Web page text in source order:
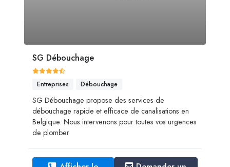
SG Débouchage
Entreprises Débouchage
SG Débouchage propose des services de
débouchage rapide et efficace de canalisations en
Belgique. Nous intervenons pour toutes vos urgences
de plomber